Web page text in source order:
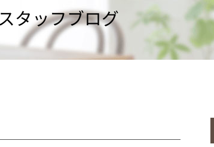
スタッフブログ